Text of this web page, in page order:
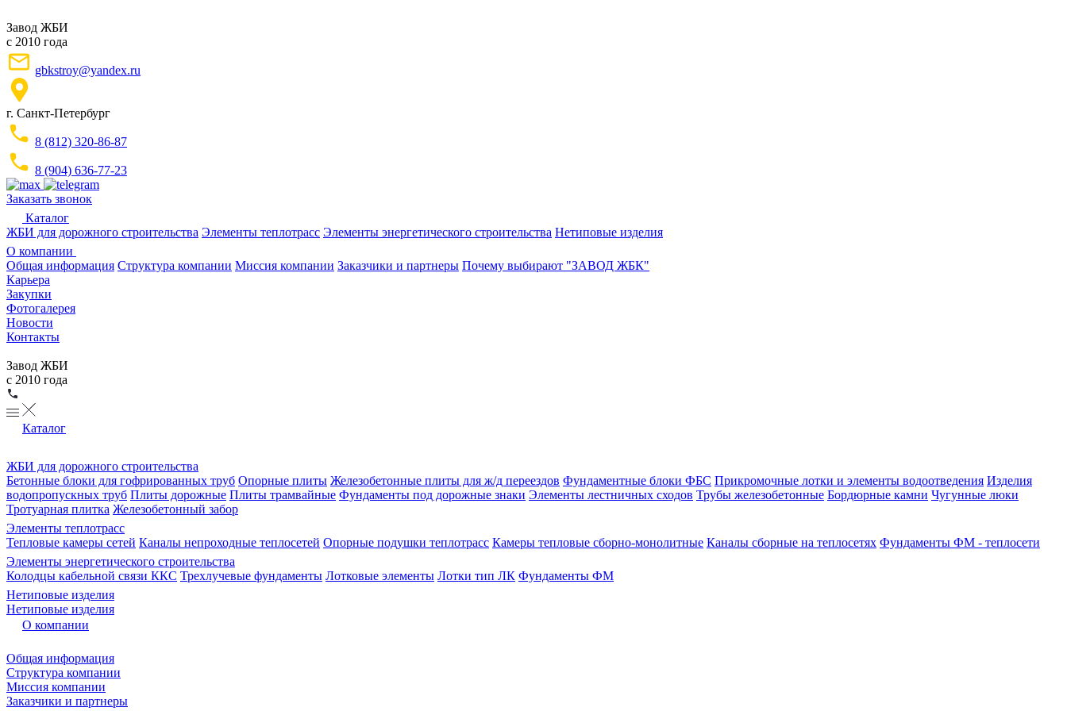
Завод ЖБИ
с 2010 года
gbkstroy@yandex.ru
г. Санкт-Петербург
8 (812) 320-86-87
8 (904) 636-77-23
Заказать звонок
Каталог
ЖБИ для дорожного строительства Элементы теплотрасс Элементы энергетического строительства Нетиповые изделия
О компании
Общая информация Структура компании Миссия компании Заказчики и партнеры Почему выбирают "ЗАВОД ЖБК"
Карьера
Закупки
Фотогалерея
Новости
Контакты
Завод ЖБИ
с 2010 года
Каталог
ЖБИ для дорожного строительства
Бетонные блоки для гофрированных труб Опорные плиты Железобетонные плиты для ж/д переездов Фундаментные блоки ФБС Прикромочные лотки и элементы водоотведения Изделия
водопропускных труб Плиты дорожные Плиты трамвайные Фундаменты под дорожные знаки Элементы лестничных сходов Трубы железобетонные Бордюрные камни Чугунные люки
Тротуарная плитка Железобетонный забор
Элементы теплотрасс
Тепловые камеры сетей Каналы непроходные теплосетей Опорные подушки теплотрасс Камеры тепловые сборно-монолитные Каналы сборные на теплосетях Фундаменты ФМ - теплосети
Элементы энергетического строительства
Колодцы кабельной связи ККС Трехлучевые фундаменты Лотковые элементы Лотки тип ЛК Фундаменты ФМ
Нетиповые изделия
Нетиповые изделия
О компании
Общая информация
Структура компании
Миссия компании
Заказчики и партнеры